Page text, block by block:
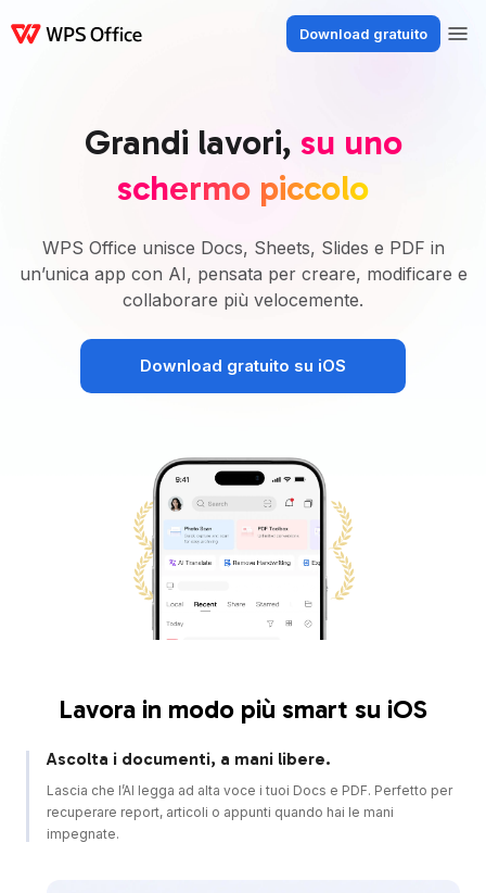
Download gratuito
Grandi lavori, su uno
schermo piccolo
WPS Office unisce Docs, Sheets, Slides e PDF in
un’unica app con AI, pensata per creare, modificare e
collaborare più velocemente.
Download gratuito su iOS
Riconoscimento Apple
Scelta della redazione
Riconoscimento editoriale
Lavora in modo più smart su iOS
Ascolta i documenti, a mani libere.
Lascia che l’AI legga ad alta voce i tuoi Docs e PDF. Perfetto per
recuperare report, articoli o appunti quando hai le mani
impegnate.